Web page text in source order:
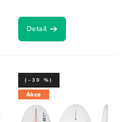
Detail
Akce
(–30 %)